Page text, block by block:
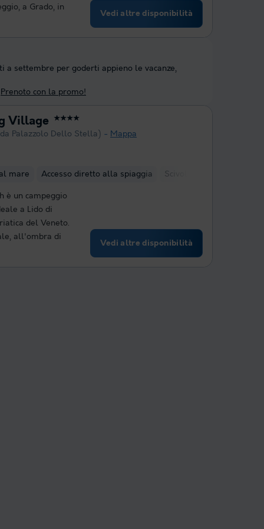
a Grado, in
Vedi altre disponibilità
Village ★★★★
Palazzolo Dello Stella)
Mappa
mare Accesso diretto alla spiaggia Scivolo(i) ad acqua
è un campeggio
a Lido di
del Veneto.
all'ombra di
Vedi altre disponibilità
settembre per goderti appieno le vacanze,
Prenoto con la promo!